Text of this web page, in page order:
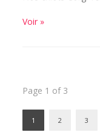
Voir »
Page 1 of 3
1 2 3